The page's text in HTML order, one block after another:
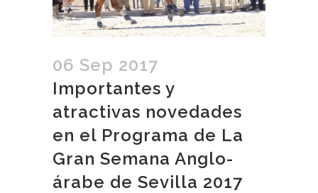
06 Sep 2017
Importantes y
atractivas novedades
en el Programa de La
Gran Semana Anglo-
árabe de Sevilla 2017